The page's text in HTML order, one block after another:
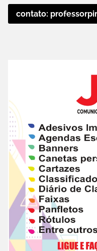
contato: